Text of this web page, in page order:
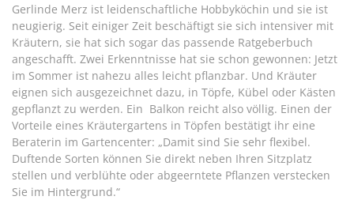
Gerlinde Merz ist leidenschaftliche Hobbyköchin und sie ist
neugierig. Seit einiger Zeit beschäftigt sie sich intensiver mit
Kräutern, sie hat sich sogar das passende Ratgeberbuch
angeschafft. Zwei Erkenntnisse hat sie schon gewonnen: Jetzt
im Sommer ist nahezu alles leicht pflanzbar. Und Kräuter
eignen sich ausgezeichnet dazu, in Töpfe, Kübel oder Kästen
gepflanzt zu werden. Ein Balkon reicht also völlig. Einen der
Vorteile eines Kräutergartens in Töpfen bestätigt ihr eine
Beraterin im Gartencenter: „Damit sind Sie sehr flexibel.
Duftende Sorten können Sie direkt neben Ihren Sitzplatz
stellen und verblühte oder abgeerntete Pflanzen verstecken
Sie im Hintergrund.“